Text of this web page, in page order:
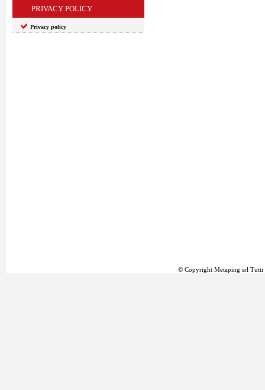
PRIVACY POLICY
Privacy policy
© Copyright Metaping srl